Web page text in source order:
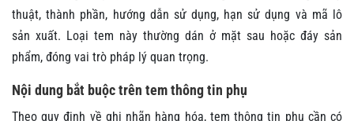
thuật, thành phần, hướng dẫn sử dụng, hạn sử dụng và mã lô
sản xuất. Loại tem này thường dán ở mặt sau hoặc đáy sản
phẩm, đóng vai trò pháp lý quan trọng.
Nội dung bắt buộc trên tem thông tin phụ
Theo quy định về ghi nhãn hàng hóa, tem thông tin phụ cần có